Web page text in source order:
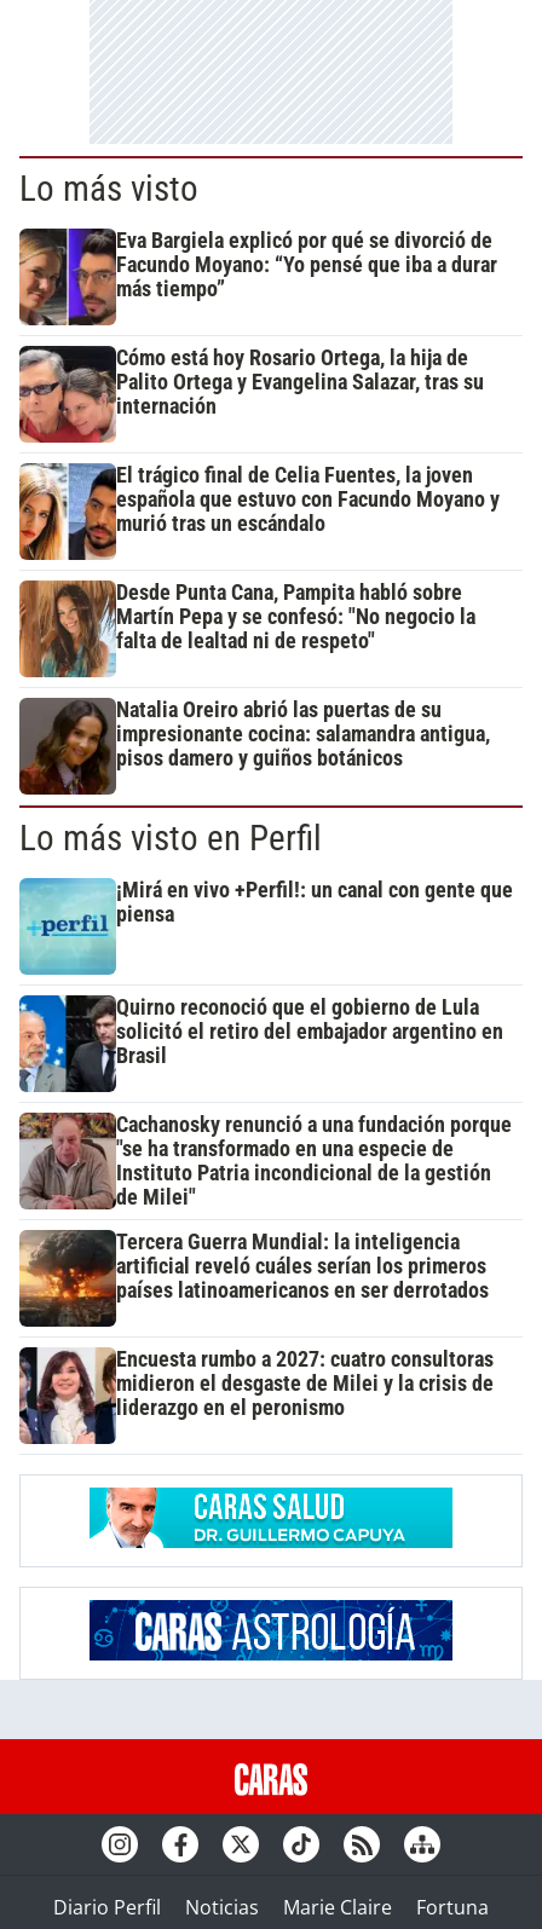
Lo más visto
Eva Bargiela explicó por qué se divorció de
Facundo Moyano: “Yo pensé que iba a durar
más tiempo”
Cómo está hoy Rosario Ortega, la hija de
Palito Ortega y Evangelina Salazar, tras su
internación
El trágico final de Celia Fuentes, la joven
española que estuvo con Facundo Moyano y
murió tras un escándalo
Desde Punta Cana, Pampita habló sobre
Martín Pepa y se confesó: "No negocio la
falta de lealtad ni de respeto"
Natalia Oreiro abrió las puertas de su
impresionante cocina: salamandra antigua,
pisos damero y guiños botánicos
Lo más visto en Perfil
¡Mirá en vivo +Perfil!: un canal con gente que
piensa
Quirno reconoció que el gobierno de Lula
solicitó el retiro del embajador argentino en
Brasil
Cachanosky renunció a una fundación porque
"se ha transformado en una especie de
Instituto Patria incondicional de la gestión
de Milei"
Tercera Guerra Mundial: la inteligencia
artificial reveló cuáles serían los primeros
países latinoamericanos en ser derrotados
Encuesta rumbo a 2027: cuatro consultoras
midieron el desgaste de Milei y la crisis de
liderazgo en el peronismo
Diario Perfil Noticias Marie Claire Fortuna